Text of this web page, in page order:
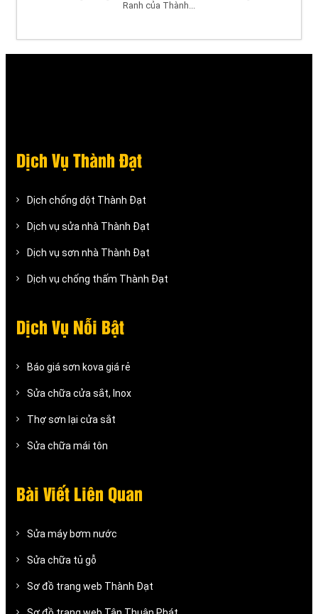
Ranh của Thành...
Dịch Vụ Thành Đạt
Dịch chống dột Thành Đạt
Dịch vụ sửa nhà Thành Đạt
Dịch vụ sơn nhà Thành Đạt
Dịch vụ chống thấm Thành Đạt
Dịch Vụ Nỗi Bật
Báo giá sơn kova giá rẻ
Sửa chữa cửa sắt, Inox
Thợ sơn lại cửa sắt
Sửa chữa mái tôn
Bài Viết Liên Quan
Sửa máy bơm nước
Sửa chữa tủ gỗ
Sơ đồ trang web Thành Đạt